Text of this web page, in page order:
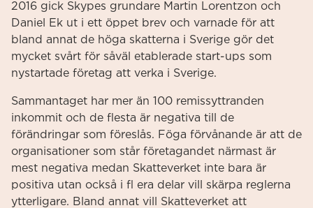
2016 gick Skypes grundare Martin Lorentzon och
Daniel Ek ut i ett öppet brev och varnade för att
bland annat de höga skatterna i Sverige gör det
mycket svårt för såväl etablerade start-ups som
nystartade företag att verka i Sverige.
Sammantaget har mer än 100 remissyttranden
inkommit och de flesta är negativa till de
förändringar som föreslås. Föga förvånande är att de
organisationer som står företagandet närmast är
mest negativa medan Skatteverket inte bara är
positiva utan också i fl era delar vill skärpa reglerna
ytterligare. Bland annat vill Skatteverket att